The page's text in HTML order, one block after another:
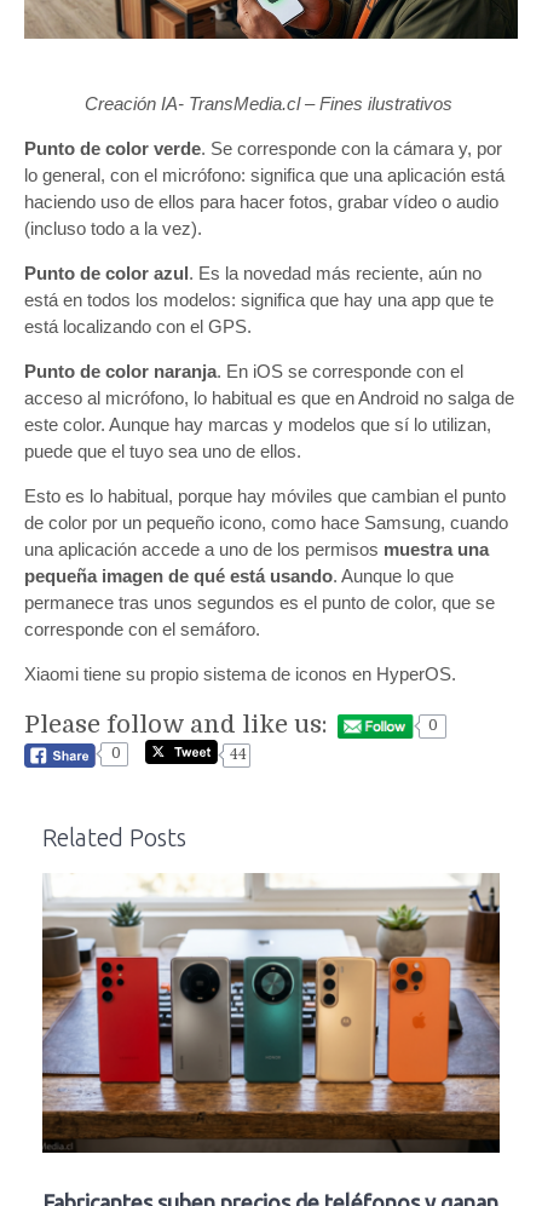
Creación IA- TransMedia.cl – Fines ilustrativos
Punto de color verde. Se corresponde con la cámara y, por
lo general, con el micrófono: significa que una aplicación está
haciendo uso de ellos para hacer fotos, grabar vídeo o audio
(incluso todo a la vez).
Punto de color azul . Es la novedad más reciente, aún no
está en todos los modelos: significa que hay una app que te
está localizando con el GPS.
Punto de color naranja. En iOS se corresponde con el
acceso al micrófono, lo habitual es que en Android no salga de
este color. Aunque hay marcas y modelos que sí lo utilizan,
puede que el tuyo sea uno de ellos.
Esto es lo habitual, porque hay móviles que cambian el punto
de color por un pequeño icono, como hace Samsung, cuando
una aplicación accede a uno de los permisos muestra una
pequeña imagen de qué está usando. Aunque lo que
permanece tras unos segundos es el punto de color, que se
corresponde con el semáforo.
Xiaomi tiene su propio sistema de iconos en HyperOS.
Please follow and like us:
0
0
44
Related Posts